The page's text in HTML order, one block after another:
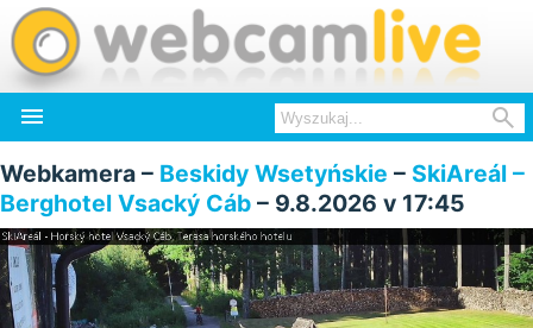
 
Webkamera – Beskidy Wsetyńskie – SkiAreál –
Berghotel Vsacký Cáb – 9.8.2026 v 17:45